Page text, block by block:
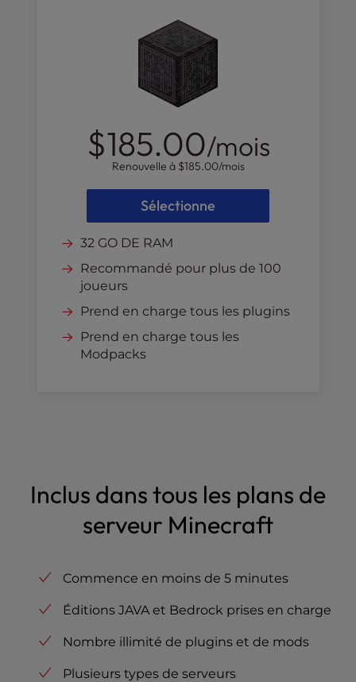
$185.00/mois
Renouvelle à $185.00/mois
Sélectionne
32 GO DE RAM
Recommandé pour plus de 100
joueurs
Prend en charge tous les plugins
Prend en charge tous les
Modpacks
Inclus dans tous les plans de
serveur Minecraft
Commence en moins de 5 minutes
Éditions JAVA et Bedrock prises en charge
Nombre illimité de plugins et de mods
Plusieurs types de serveurs